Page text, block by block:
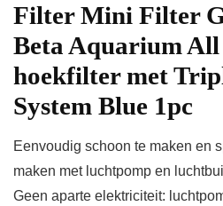
Filter Mini Filter
Beta Aquarium
hoekfilter met
System Blue 1pc
Eenvoudig schoon te maken en
maken met luchtpomp en
Geen aparte elektriciteit: